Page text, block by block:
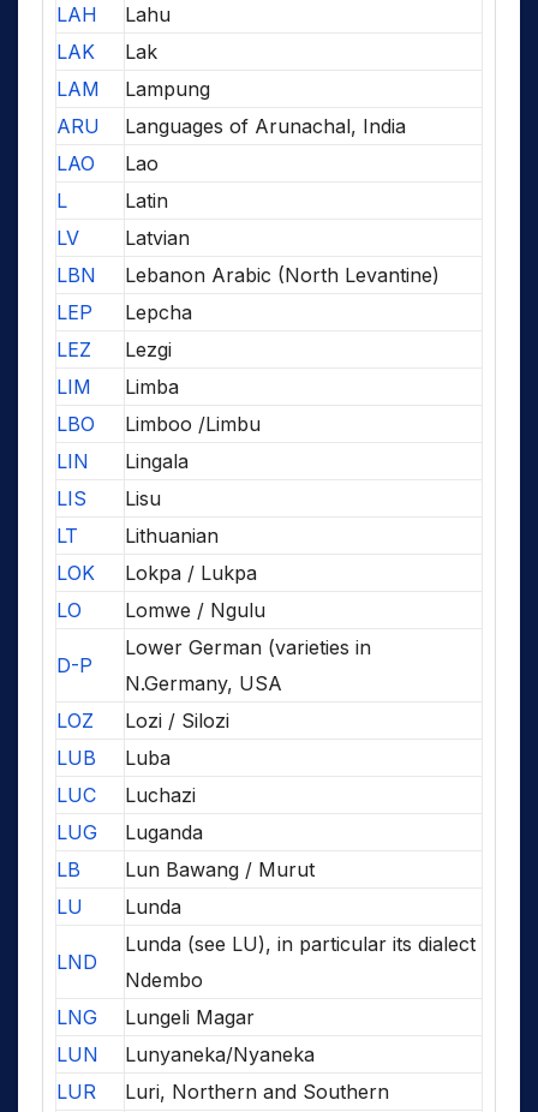
LAH
Lahu
LAK
Lak
LAM
Lampung
ARU
Languages of Arunachal, India
LAO
Lao
L
Latin
LV
Latvian
LBN
Lebanon Arabic (North Levantine)
LEP
Lepcha
LEZ
Lezgi
LIM
Limba
LBO
Limboo /Limbu
LIN
Lingala
LIS
Lisu
LT
Lithuanian
LOK
Lokpa / Lukpa
LO
Lomwe / Ngulu
D-P
Lower German (varieties in
N.Germany, USA
LOZ
Lozi / Silozi
LUB
Luba
LUC
Luchazi
LUG
Luganda
LB
Lun Bawang / Murut
LU
Lunda
LND
Lunda (see LU), in particular its dialect
Ndembo
LNG
Lungeli Magar
LUN
Lunyaneka/Nyaneka
LUR
Luri, Northern and Southern